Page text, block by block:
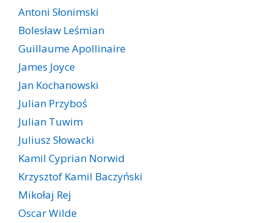
Antoni Słonimski
Bolesław Leśmian
Guillaume Apollinaire
James Joyce
Jan Kochanowski
Julian Przyboś
Julian Tuwim
Juliusz Słowacki
Kamil Cyprian Norwid
Krzysztof Kamil Baczyński
Mikołaj Rej
Oscar Wilde